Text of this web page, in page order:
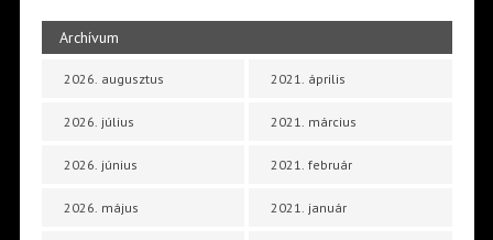
Archívum
2026. augusztus
2026. július
2026. június
2026. május
2021. április
2021. március
2021. február
2021. január